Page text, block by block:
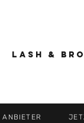
Lash &
ANBIETER